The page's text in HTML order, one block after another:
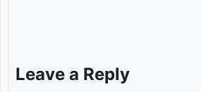
Leave a Reply